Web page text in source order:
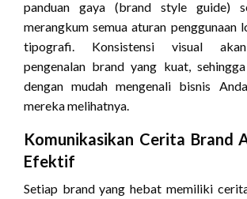
panduan gaya (brand style guide)
merangkum semua aturan penggunaan
tipografi. Konsistensi visual
pengenalan brand yang kuat,
dengan mudah mengenali bisnis
mereka melihatnya.
Komunikasikan Cerita Brand
Efektif
Setiap brand yang hebat memiliki